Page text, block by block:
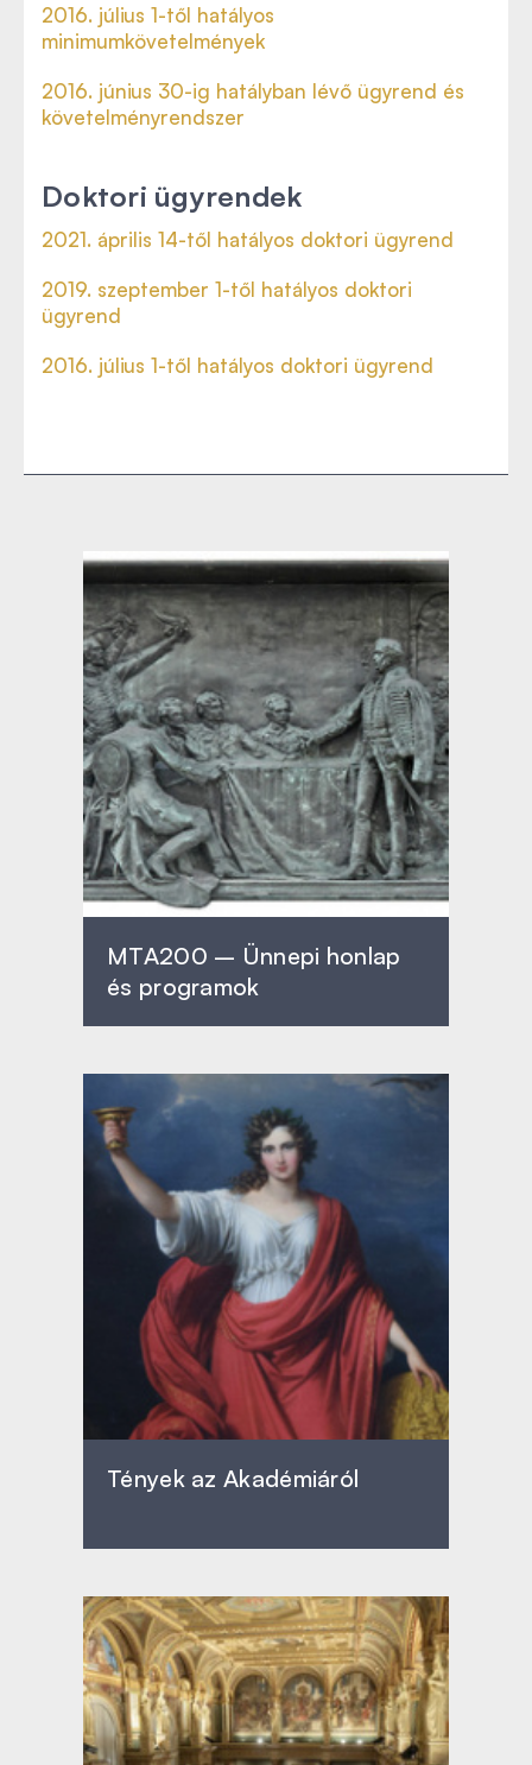
2016. július 1-től hatályos
minimumkövetelmények
2016. június 30-ig hatályban lévő ügyrend és
követelményrendszer
Doktori ügyrendek
2021. április 14-től hatályos doktori ügyrend
2019. szeptember 1-től hatályos doktori
ügyrend
2016. július 1-től hatályos doktori ügyrend
MTA200 – Ünnepi honlap
és programok
Tények az Akadémiáról